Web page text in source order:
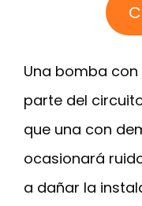
Una bomba
parte del
que una con
ocasionará
a dañar la